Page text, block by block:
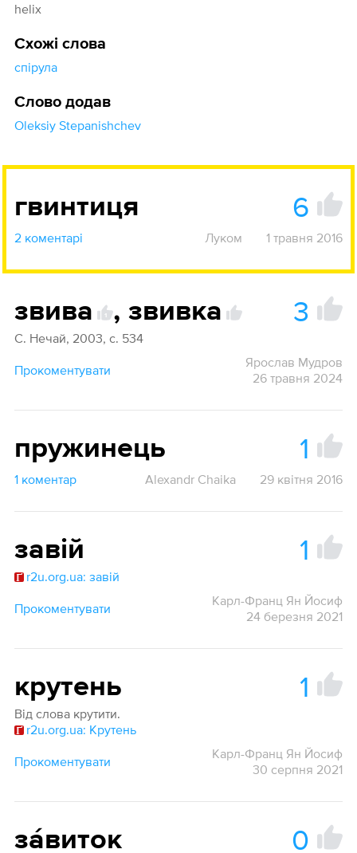
helix
Схожі слова
спірула
Слово додав
Oleksiy Stepanishchev
гвинтиця 6
2 коментарі Луком 1 травня 2016
звива , звивка 3
С. Нечай, 2003, с. 534
Прокоментувати
Ярослав Мудров
26 травня 2024
пружинець 1
1 коментар Alexandr Chaika 29 квітня 2016
завій 1
r2u.org.ua: завій
Прокоментувати
Карл-Франц Ян Йосиф
24 березня 2021
крутень 1
Від слова крутити.
r2u.org.ua: Крутень
Прокоментувати
Карл-Франц Ян Йосиф
30 серпня 2021
зáвиток 0